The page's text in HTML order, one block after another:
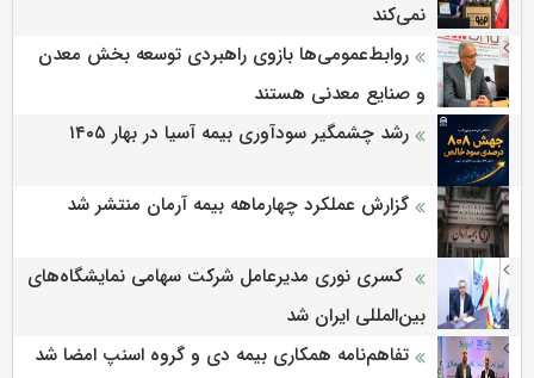
نمی‌کند
روابط‌‌عمومی‌ها بازوی راهبردی توسعه بخش معدن
و صنایع معدنی هستند
رشد چشمگیر سودآوری بیمه آسیا در بهار ۱۴۰۵
گزارش عملکرد چهارماهه بیمه آرمان منتشر شد
کسری نوری مدیرعامل شرکت سهامی نمایشگاه‌های
بین‌المللی ایران شد
تفاهم‌نامه همکاری بیمه دی و گروه اسنپ امضا شد